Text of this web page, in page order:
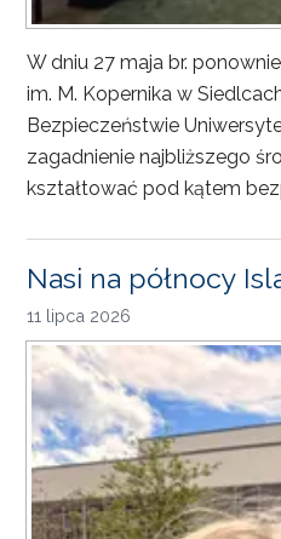
W dniu 27 maja br.
im. M. Kopernika w
Bezpieczeństwie
zagadnienie najbliższego
kształtować pod kątem
Nasi na północy
11 lipca 2026